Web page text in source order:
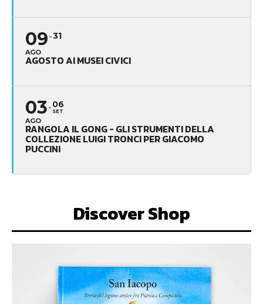
09
AGO
31
AGOSTO AI MUSEI CIVICI
03
AGO
06
SET
RANGOLA IL GONG - GLI STRUMENTI DELLA
COLLEZIONE LUIGI TRONCI PER GIACOMO
PUCCINI
Discover Shop